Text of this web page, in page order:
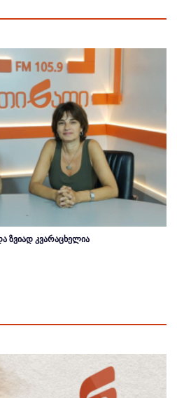
ზვიად კვარაცხელია